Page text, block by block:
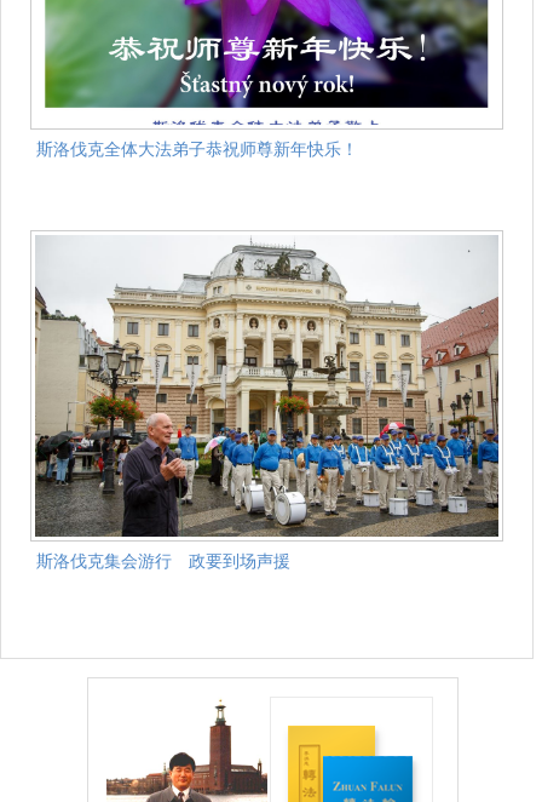
斯洛伐克全体大法弟子恭祝师尊新年快乐！
斯洛伐克集会游行 政要到场声援